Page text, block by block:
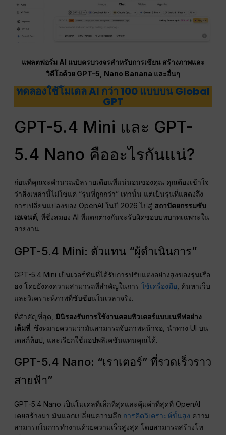
แพลตฟอร์ม AI แบบครบวงจรสำหรับการเขียน สร้างภาพและ
วิดีโอด้วย GPT-5, Nano Banana และอื่นๆ
ทดลองใช้โมเดล AI กว่า 100 แบบบน Global
GPT
GPT-5.4 Mini และ GPT-
5.4 Nano คืออะไรกันแน่?
ก่อนที่คุณจะคำนวณบิลรายเดือนที่แน่นอนของคุณ คุณต้องเข้าใจ
ว่าสิ่งเหล่านี้ไม่ใช่แค่ “รุ่นที่ถูกกว่า” เท่านั้น แต่เป็นรุ่นที่แสดงถึง
การเปลี่ยนแปลงของ OpenAI ในปี 2026 ไปสู่ สถาปัตยกรรมซับ
เอเจนต์ , ที่ซึ่งสมอง AI ที่แตกต่างกันจะรับผิดชอบบทบาทเฉพาะใน
สายงาน.
GPT-5.4 Mini: ตัวแทน “ผู้ดำเนินการ”
GPT-5.4 Mini เป็นเวอร์ชันที่ได้รับการปรับแต่งอย่างสูงของรุ่นเรือ
ธง โดยยังคงความสามารถที่สำคัญในการใช้เครื่องมือ , ค้นหาเว็บ
และวิเคราะห์ภาพที่ซับซ้อนในเวลาจริง.
ที่สำคัญที่สุด, มินิรองรับการใช้งานคอมพิวเตอร์แบบเนทีฟอย่าง
เต็มที่. ซึ่งหมายความว่ามันสามารถจับภาพหน้าจอ, นำทาง UI บน
เดสก์ท็อป, และเรียกใช้แอปพลิเคชันแทนคุณได้.
GPT-5.4 Nano: “เราเตอร์” ที่รวดเร็วราว
สายฟ้า”
GPT-5.4 Nano เป็นโมเดลที่เล็กที่สุดและคุ้มค่าที่สุดที่ OpenAI
เคยสร้างมา มันแลกเปลี่ยนความลึก การคิดวิเคราะห์ขั้นสูง ความ
สามารถในการทำงานด้วยความเร็วสูงสุด โดยสามารถสร้างโท